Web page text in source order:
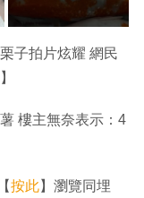
子拍片炫耀 網民
】
樓主無奈表示：4
按此】瀏覽同埋